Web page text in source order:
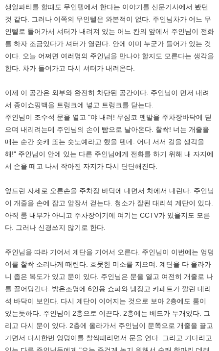
생일파티를 할때도 무인텔에서 한다는 이야기를 신문기사에서 봤던
것 같다. 그러나 이쪽의 무인텔은 와본적이 없다. 주인님차가 어느 무
인텔로 들어가서 셔터가 내려져 있는 어느 칸의 앞에서 주인님이 전화
를 하자 조금있다가 셔터가 열린다. 안에 이미 누군가 들어가 있는 것
이다. 오늘 어쩌면 여러명의 주인님을 만나야 할지도 모른다는 생각을
한다. 차가 들어가고 다시 셔터가 내려온다.
이제 이 공간은 외부와 완전히 차단된 공간이다. 주인님이 먼저 내려
서 종이쇼핑백을 트렁크에 넣고 트렁크를 닫는다.
주인님이 조수석 문을 열고 "야 내려! 무심코 맨발을 주차장바닥에 딛
으며 내리려는데 주인님의 손이 빰으로 날아온다. 찰싹! 너는 개줄을
매는 순간 숫캐 또는 숫노예라고 했을 텐데. 어디 서서 걸을 생각을
해!" 주인님이 안에 있는 다른 주인님에게 전화를 하기 위해 내 자지에
서 손을 떼고 나서 작아진 자지가 다시 단단해진다.
엎드린 자세로 오른손을 주차장 바닥에 대면서 차에서 내린다. 주인님
이 개줄을 손에 잡고 앞장서 걷는다. 청소가 잘된 대리석 계단이 있다.
아직 룸 내부가 아니고 주차장이기에 여기는 CCTV가 있을지도 모른
다. 그러나 신경쓰지 않기로 한다.
주인님을 따라 기어서 계단을 기어서 오른다. 주인님이 이번에는 엉덩
이를 찰싹 소리나게 때린다. 흐뭇한 미소를 지으며. 계단을 다 올라가
니 좁은 복도가 있고 문이 있다. 주인님은 문을 열고 여전히 개줄로 나
를 끌어당긴다. 밝은조명에 6인용 쇼파와 냉장고 카페트가 깔린 대리
석 바닥이 보인다. 다시 계단이 이어지는 것으로 보아 2층에도 룸이
있는듯하다. 주인님이 2층으로 이끈다. 2층에는 베드가 두개있다. 그
리고 다시 문이 있다. 2층에 올라가서 주인님이 문쪽으로 개줄을 끌고
가면서 다시한번 엉덩이를 찰싹때리면서 문을 연다. 그리고 기다리고